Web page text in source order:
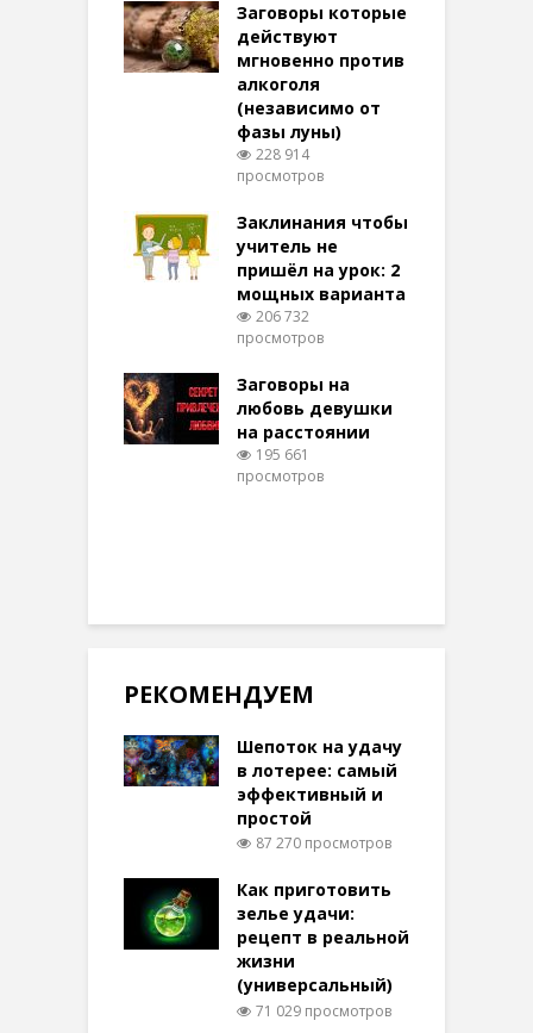
Заговоры которые
действуют
мгновенно против
алкоголя
(независимо от
фазы луны)
228 914
просмотров
Заклинания чтобы
учитель не
пришёл на урок: 2
мощных варианта
206 732
просмотров
Заговоры на
любовь девушки
на расстоянии
195 661
просмотров
РЕКОМЕНДУЕМ
Шепоток на удачу
в лотерее: самый
эффективный и
простой
87 270 просмотров
Как приготовить
зелье удачи:
рецепт в реальной
жизни
(универсальный)
71 029 просмотров